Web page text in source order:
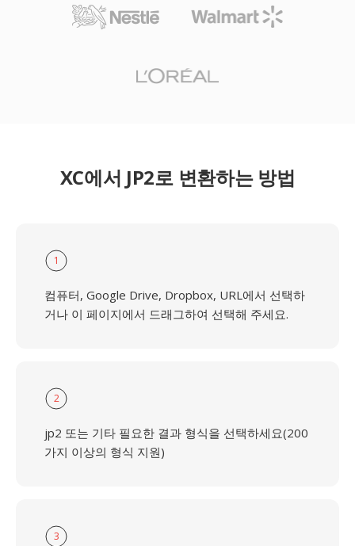
XC에서 JP2로 변환하는 방법
1
컴퓨터, Google Drive, Dropbox, URL에서 선택하
거나 이 페이지에서 드래그하여 선택해 주세요.
2
jp2 또는 기타 필요한 결과 형식을 선택하세요(200
가지 이상의 형식 지원)
3